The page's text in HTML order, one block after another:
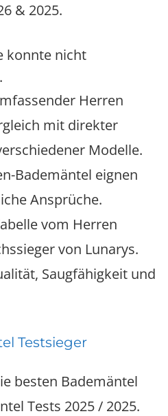
& 2025.
konnte nicht
Herren
mit direkter
Modelle.
Bademäntel eignen
Ansprüche.
vom Herren
von Lunarys.
Saugfähigkeit und
Testsieger
besten Bademäntel
Tests 2025 / 2025.